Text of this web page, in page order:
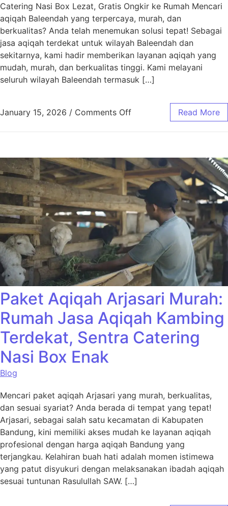
Catering Nasi Box Lezat, Gratis Ongkir ke Rumah Mencari
aqiqah Baleendah yang terpercaya, murah, dan
berkualitas? Anda telah menemukan solusi tepat! Sebagai
jasa aqiqah terdekat untuk wilayah Baleendah dan
sekitarnya, kami hadir memberikan layanan aqiqah yang
mudah, murah, dan berkualitas tinggi. Kami melayani
seluruh wilayah Baleendah termasuk […]
January 15, 2026 / Comments Off Read More
Paket Aqiqah Arjasari Murah:
Rumah Jasa Aqiqah Kambing
Terdekat, Sentra Catering
Nasi Box Enak
Blog
Mencari paket aqiqah Arjasari yang murah, berkualitas,
dan sesuai syariat? Anda berada di tempat yang tepat!
Arjasari, sebagai salah satu kecamatan di Kabupaten
Bandung, kini memiliki akses mudah ke layanan aqiqah
profesional dengan harga aqiqah Bandung yang
terjangkau. Kelahiran buah hati adalah momen istimewa
yang patut disyukuri dengan melaksanakan ibadah aqiqah
sesuai tuntunan Rasulullah SAW. […]